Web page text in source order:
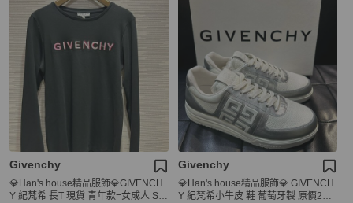
Givenchy
💎Han's house精品服飾💎GIVENCH
Y 紀梵希 長T 現貨 青年款=女成人 S
Givenchy
💎Han's house精品服飾💎 GIVENCH
Y 紀梵希小牛皮 鞋 葡萄牙製 原價245